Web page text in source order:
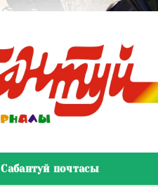
Сабантуй почтасы